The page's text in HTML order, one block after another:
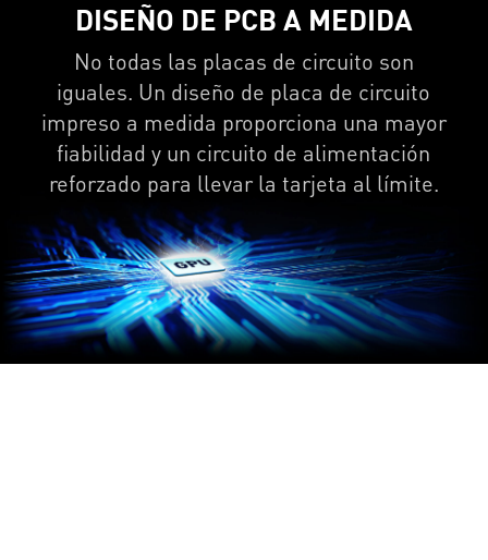
DISEÑO DE PCB A MEDIDA
No todas las placas de circuito son
iguales. Un diseño de placa de circuito
impreso a medida proporciona una mayor
fiabilidad y un circuito de alimentación
reforzado para llevar la tarjeta al límite.